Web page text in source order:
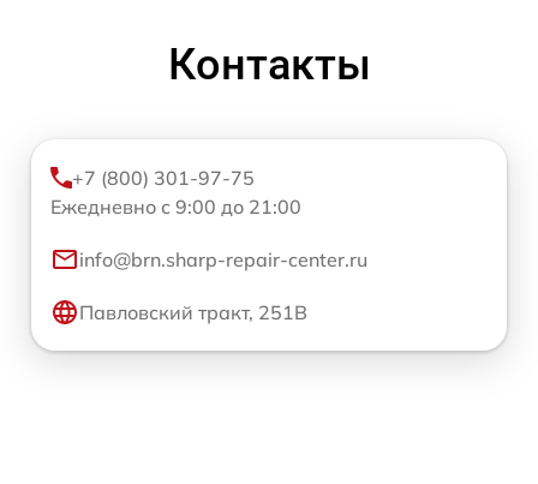
Контакты
+7 (800) 301-97-75
Ежедневно с 9:00 до 21:00
info@brn.sharp-repair-center.ru
Павловский тракт, 251В